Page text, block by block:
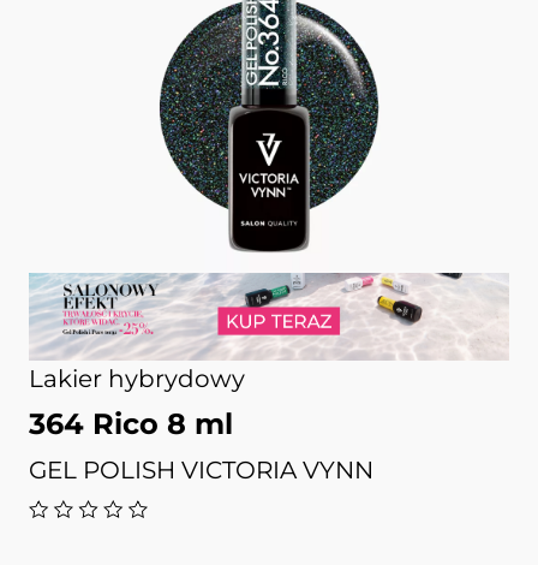
Lakier hybrydowy
364 Rico 8 ml
GEL POLISH VICTORIA VYNN